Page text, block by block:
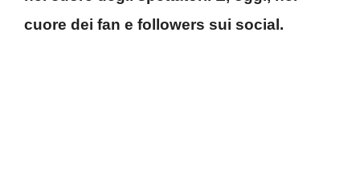
cuore dei fan e followers sui social.